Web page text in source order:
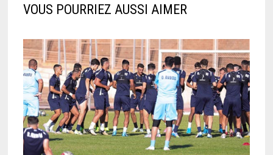
VOUS POURRIEZ AUSSI AIMER